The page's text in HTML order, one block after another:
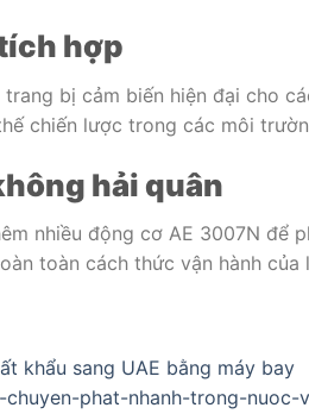
hợp
bị cảm biến hiện đại cho
chiến lược trong các môi
hải quân
nhiều động cơ AE 3007N để
toàn cách thức vận hành
khẩu sang UAE bằng máy bay
phat-nhanh-trong-nuoc-